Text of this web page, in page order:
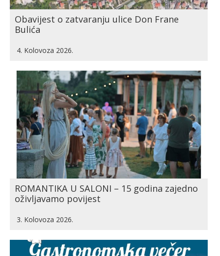
Obavijest o zatvaranju ulice Don Frane
Bulića
4. Kolovoza 2026.
ROMANTIKA U SALONI – 15 godina zajedno
oživljavamo povijest
3. Kolovoza 2026.